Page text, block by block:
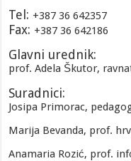
Tel: +387 36 642357
Fax: +387 36 642186
Glavni urednik:
prof. Adela Škutor,
Suradnici:
Josipa Primorac,
Marija Bevanda, prof.
Anamaria Rozić, prof.